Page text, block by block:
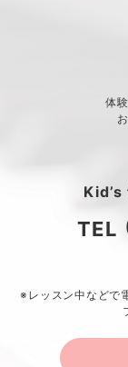
体
Kid’s
TEL
※レッスン中などで